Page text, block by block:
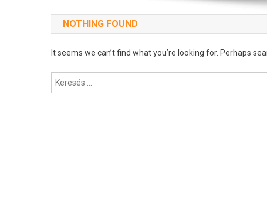
NOTHING FOUND
It seems we can’t find what you’re looking for. Perhaps
Keresés: